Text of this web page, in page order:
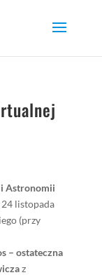
Astronomii
listopada
(przy
– ostateczna
z